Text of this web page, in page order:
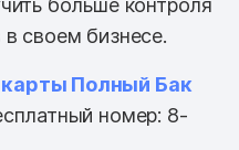
больше контроля
своем бизнесе.
Полный Бак
номер: 8-